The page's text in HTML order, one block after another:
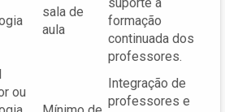
sala de
aula
formação
continuada dos
professores.
ou
Integração de
professores e